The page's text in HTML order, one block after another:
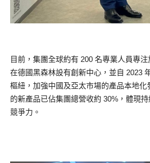
目前，集團全球約有 200 名專業人員專注
在德國黑森林設有創新中心，並自 2023
樞紐，加強中國及亞太市場的產品本地化
的新產品已佔集團總營收約 30%，體現
競爭力。